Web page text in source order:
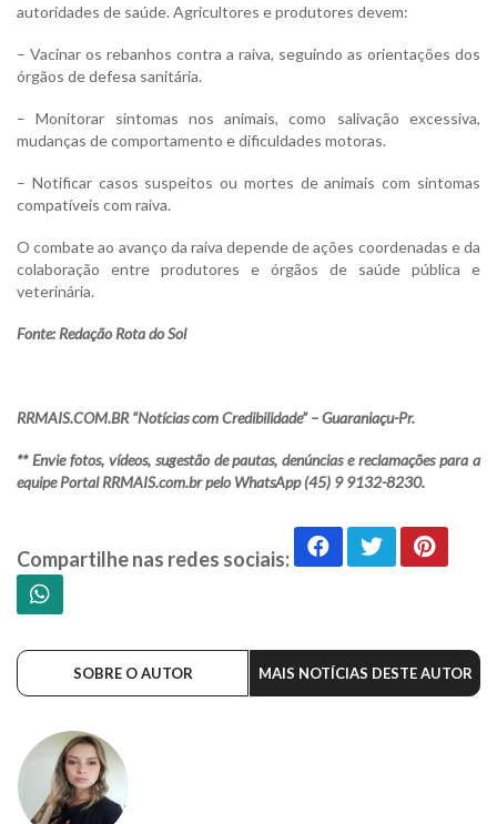
autoridades de saúde. Agricultores e produtores devem:
– Vacinar os rebanhos contra a raiva, seguindo as orientações dos
órgãos de defesa sanitária.
– Monitorar sintomas nos animais, como salivação excessiva,
mudanças de comportamento e dificuldades motoras.
– Notificar casos suspeitos ou mortes de animais com sintomas
compatíveis com raiva.
O combate ao avanço da raiva depende de ações coordenadas e da
colaboração entre produtores e órgãos de saúde pública e
veterinária.
Fonte: Redação Rota do Sol
RRMAIS.COM.BR “Notícias com Credibilidade” – Guaraniaçu-Pr.
** Envie fotos, vídeos, sugestão de pautas, denúncias e reclamações para a
equipe Portal RRMAIS.com.br pelo WhatsApp (45) 9 9132-8230.
Compartilhe nas redes sociais:
SOBRE O AUTOR MAIS NOTÍCIAS DESTE AUTOR